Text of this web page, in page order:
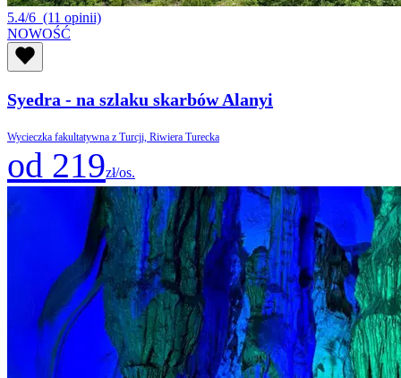
5.4/6 (11 opinii)
NOWOŚĆ
Syedra - na szlaku skarbów Alanyi
Wycieczka fakultatywna z Turcji, Riwiera Turecka
od 219zł/os.